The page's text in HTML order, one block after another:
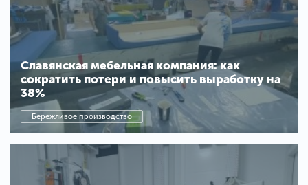
Славянская мебельная компания: как
сократить потери и повысить выработку на
38%
Бережливое производство